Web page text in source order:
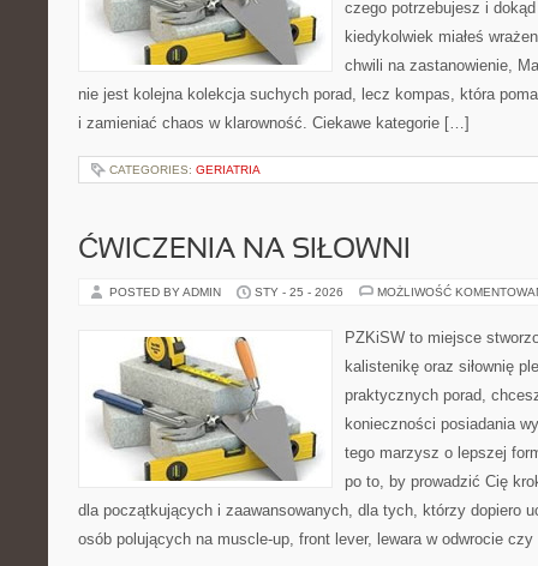
czego potrzebujesz i
kiedykolwiek miałeś
chwili na zastanowienie,
nie jest kolejna kolekcja suchych porad, lecz kompas, która
i zamieniać chaos w klarowność. Ciekawe kategorie […]
CATEGORIES: GERIATRIA
ĆWICZENIA NA SIŁOWNI
POSTED BY ADMIN STY - 25 - 2026 MOŻLIWOŚĆ
PZKiSW to miejsce
kalistenikę oraz siłownię
praktycznych porad,
konieczności posiadania
tego marzysz o lepszej
po to, by prowadzić Cię
dla początkujących i zaawansowanych, dla tych, którzy dopiero
osób polujących na muscle-up, front lever, lewara w odwrocie